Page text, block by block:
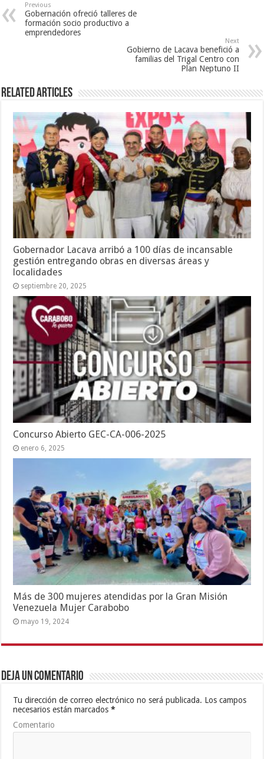
Previous
Gobernación ofreció talleres de
formación socio productivo a
emprendedores
Next
Gobierno de Lacava benefició a
familias del Trigal Centro con
Plan Neptuno II
Related Articles
Gobernador Lacava arribó a 100 días de incansable
gestión entregando obras en diversas áreas y
localidades
septiembre 20, 2025
Concurso Abierto GEC-CA-006-2025
enero 6, 2025
Más de 300 mujeres atendidas por la Gran Misión
Venezuela Mujer Carabobo
mayo 19, 2024
Deja un comentario
Tu dirección de correo electrónico no será publicada. Los campos
necesarios están marcados*
Comentario